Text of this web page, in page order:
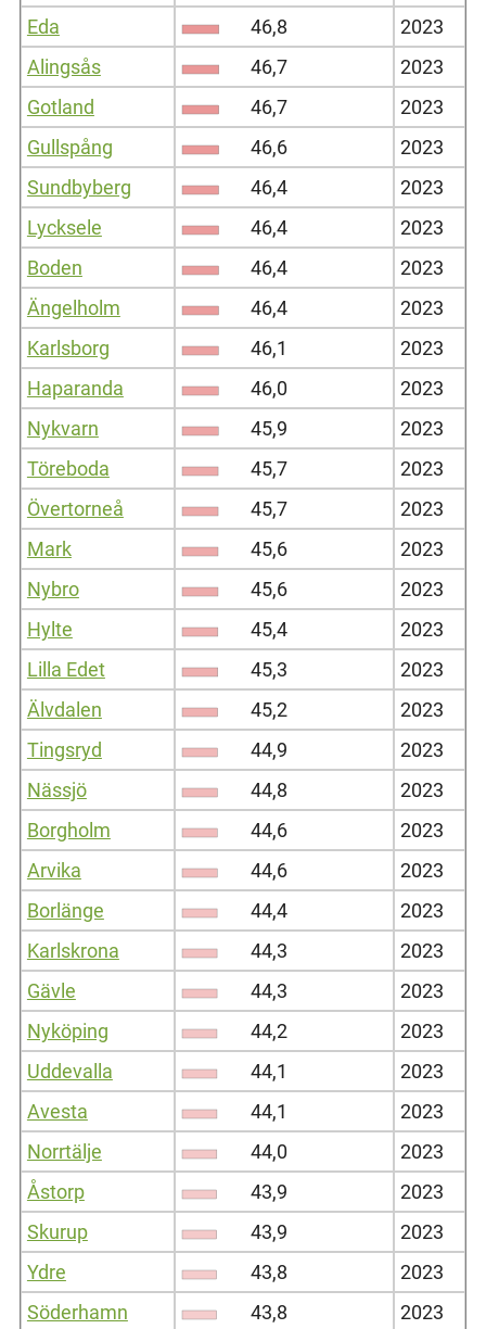
Eda 46,8
2023
Alingsås
46,7
2023
Gotland
46,7
2023
Gullspång
46,6
2023
Sundbyberg
46,4
2023
Lycksele
46,4
2023
Boden
46,4
2023
Ängelholm
46,4
2023
Karlsborg
46,1
2023
Haparanda
46,0
2023
Nykvarn
45,9
2023
Töreboda
45,7
2023
Övertorneå
45,7
2023
Mark
45,6
2023
Nybro
45,6
2023
Hylte
45,4
2023
Lilla Edet
45,3
2023
Älvdalen
45,2
2023
Tingsryd
44,9
2023
Nässjö
44,8
2023
Borgholm
44,6
2023
Arvika
44,6
2023
Borlänge
44,4
2023
Karlskrona
44,3
2023
Gävle
44,3
2023
Nyköping
44,2
2023
Uddevalla
44,1
2023
Avesta
44,1
2023
Norrtälje
44,0
2023
Åstorp
43,9
2023
Skurup
43,9
2023
Ydre
43,8
2023
Söderhamn
43,8
2023